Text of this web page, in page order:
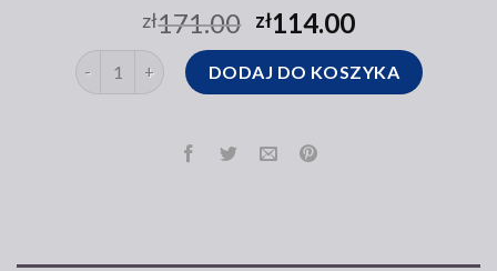
zł171.00 zł114.00
ilość torebka damska ochnikDODAJ DO KOSZYKA